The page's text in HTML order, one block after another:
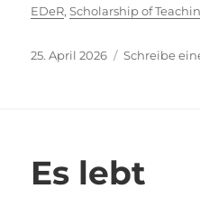
EDeR,Scholarship of
Veröffentlicht
25. April 2026 Schreibe
Es lebt